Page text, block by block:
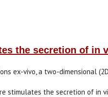
the secretion of in
ex-vivo, a two-dimensional
stimulates the secretion of in